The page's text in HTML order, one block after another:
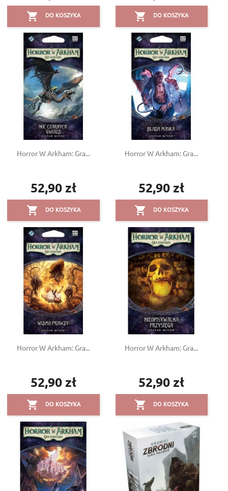
 DO KOSZYKA  DO KOSZYKA
Horror W Arkham: Gra...
Cena
52,90 zł
 DO KOSZYKA
Horror W Arkham: Gra...
Cena
52,90 zł
 DO KOSZYKA
Horror W Arkham: Gra...
Cena
52,90 zł
 DO KOSZYKA
Horror W Arkham: Gra...
Cena
52,90 zł
 DO KOSZYKA